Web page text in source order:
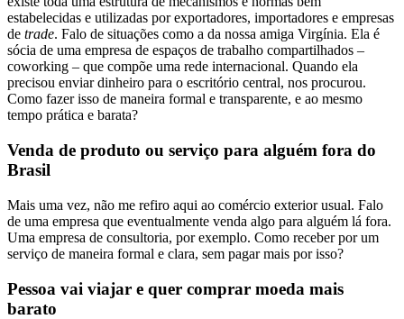
estabelecidas e utilizadas por exportadores, importadores e empresas
de trade. Falo de situações como a da nossa amiga Virgínia. Ela é
sócia de uma empresa de espaços de trabalho compartilhados –
coworking – que compõe uma rede internacional. Quando ela
precisou enviar dinheiro para o escritório central, nos procurou.
Como fazer isso de maneira formal e transparente, e ao mesmo
tempo prática e barata?
Venda de produto ou serviço para alguém fora do
Brasil
Mais uma vez, não me refiro aqui ao comércio exterior usual. Falo
de uma empresa que eventualmente venda algo para alguém lá fora.
Uma empresa de consultoria, por exemplo. Como receber por um
serviço de maneira formal e clara, sem pagar mais por isso?
Pessoa vai viajar e quer comprar moeda mais
barato